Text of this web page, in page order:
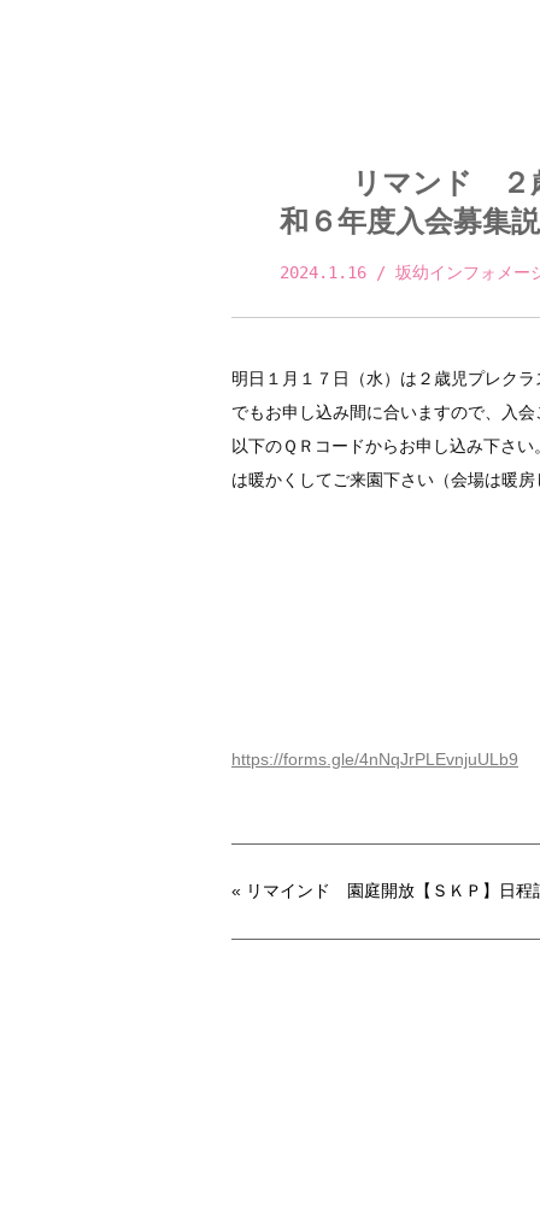
リマンド ２
和６年度入会募集
2024.1.16 / 坂幼インフォメー
明日１月１７日（水）は２歳児プレク
でもお申し込み間に合いますので、入
以下のＱＲコードからお申し込み下さ
は暖かくしてご来園下さい（会場は暖
https://forms.gle/4nNqJrPLEvnjuULb9
« リマインド 園庭開放【ＳＫＰ】日程